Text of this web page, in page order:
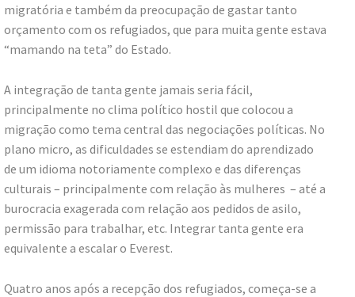
migratória e também da preocupação de gastar tanto
orçamento com os refugiados, que para muita gente estava
“mamando na teta” do Estado.
A integração de tanta gente jamais seria fácil,
principalmente no clima político hostil que colocou a
migração como tema central das negociações políticas. No
plano micro, as dificuldades se estendiam do aprendizado
de um idioma notoriamente complexo e das diferenças
culturais – principalmente com relação às mulheres – até a
burocracia exagerada com relação aos pedidos de asilo,
permissão para trabalhar, etc. Integrar tanta gente era
equivalente a escalar o Everest.
Quatro anos após a recepção dos refugiados, começa-se a